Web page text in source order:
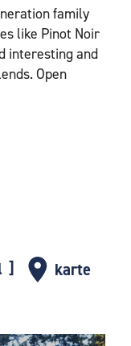
family
like Pinot Noir
interesting and
Open
karte